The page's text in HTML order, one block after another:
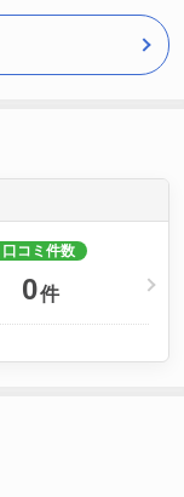
口コミ件数
0件